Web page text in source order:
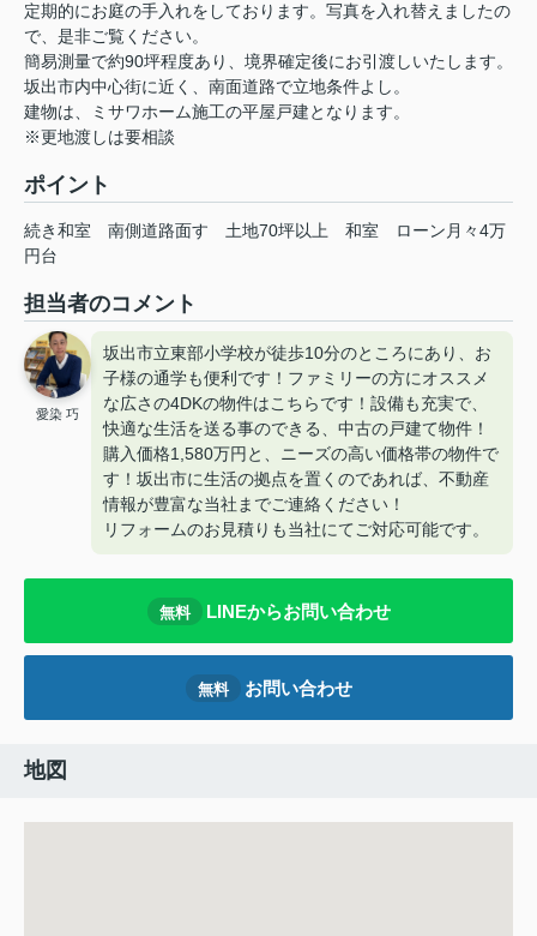
定期的にお庭の手入れをしております。写真を入れ替えましたの
で、是非ご覧ください。
簡易測量で約90坪程度あり、境界確定後にお引渡しいたします。
坂出市内中心街に近く、南面道路で立地条件よし。
建物は、ミサワホーム施工の平屋戸建となります。
※更地渡しは要相談
ポイント
続き和室 南側道路面す 土地70坪以上 和室
ローン月々4万
円台
担当者のコメント
愛染 巧
坂出市立東部小学校が徒歩10分のところにあり、お
子様の通学も便利です！ファミリーの方にオススメ
な広さの4DKの物件はこちらです！設備も充実で、
快適な生活を送る事のできる、中古の戸建て物件！
購入価格1,580万円と、ニーズの高い価格帯の物件で
す！坂出市に生活の拠点を置くのであれば、不動産
情報が豊富な当社までご連絡ください！
リフォームのお見積りも当社にてご対応可能です。
無料 LINEからお問い合わせ
無料 お問い合わせ
地図